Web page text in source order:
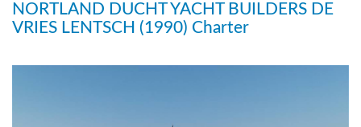
NORTLAND DUCHT YACHT BUILDERS DE
VRIES LENTSCH (1990) Charter